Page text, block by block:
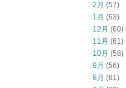
2月 (57)
1月 (63)
12月 (60)
11月 (61)
10月 (58)
9月 (56)
8月 (61)